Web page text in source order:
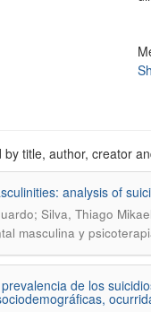
title, author, creator
analysis of
Silva, Thiago
masculina y
de los